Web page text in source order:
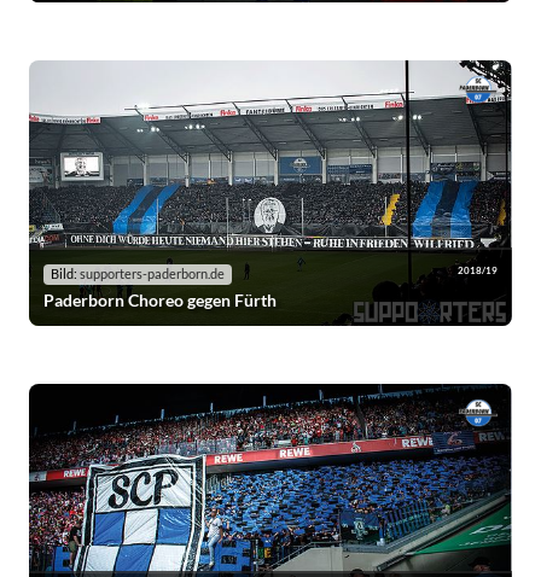
Bild: supporters-paderborn.de 2018/19
Paderborn Choreo gegen Fürth